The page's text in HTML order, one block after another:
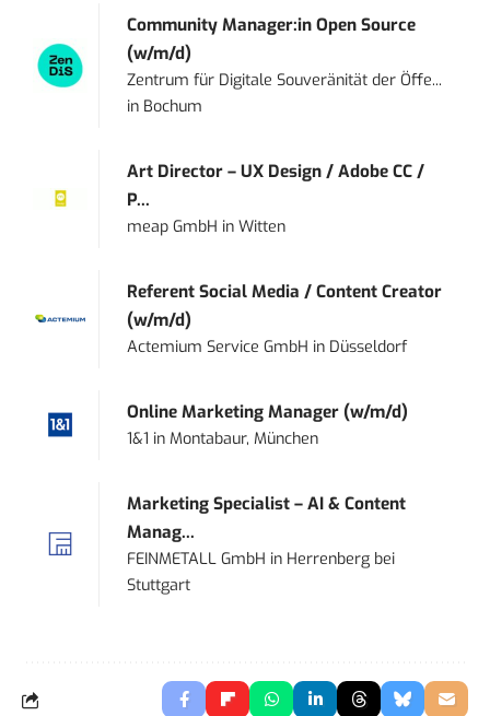
Community Manager:in Open Source
(w/m/d)
Zentrum für Digitale Souveränität der Öffe...
in Bochum
Art Director – UX Design / Adobe CC /
P...
meap GmbH inWitten
Referent Social Media / Content Creator
(w/m/d)
Actemium Service GmbH in Düsseldorf
Online Marketing Manager (w/m/d)
1&1 inMontabaur, München
Marketing Specialist – AI & Content
Manag...
FEINMETALL GmbH in Herrenberg bei
Stuttgart